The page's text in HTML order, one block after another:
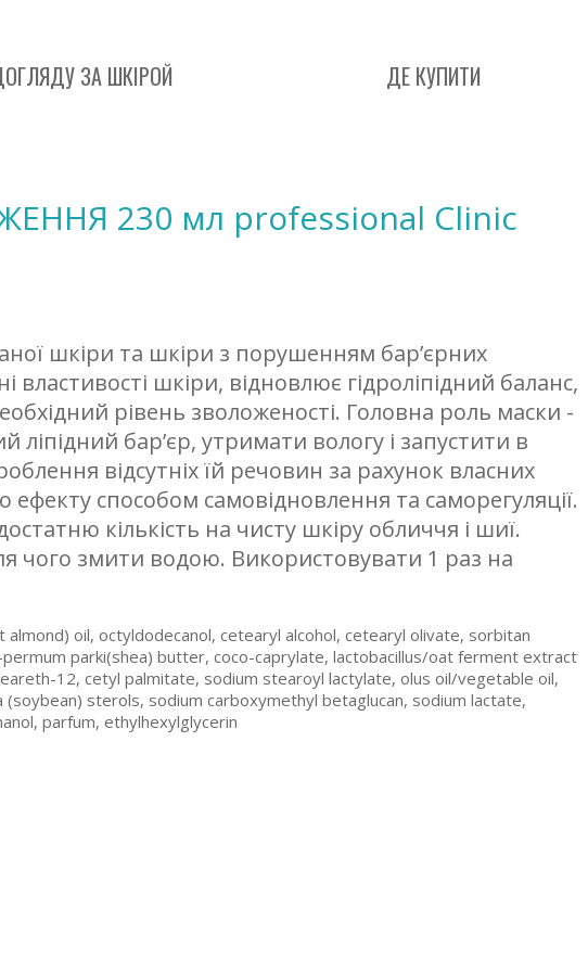
ЗА ШКІРОЙ ДЕ КУПИТИ
230 мл professional Clinic
шкіри та шкіри з порушенням бар’єрних
властивості шкіри, відновлює гідроліпідний баланс,
рівень зволоженості. Головна роль маски -
бар’єр, утримати вологу і запустити в
відсутніх їй речовин за рахунок власних
ефекту способом самовідновлення та саморегуляції.
кількість на чисту шкіру обличчя і шиї.
чого змити водою. Використовувати 1 раз на
almond) oil, octyldodecanol, cetearyl alcohol, cetearyl olivate, sorbitan
parki(shea) butter, coco-caprylate, lactobacillus/oat ferment extract
12, cetyl palmitate, sodium stearoyl lactylate, olus oil/vegetable oil,
sterols, sodium carboxymethyl betaglucan, sodium lactate,
parfum, ethylhexylglycerin